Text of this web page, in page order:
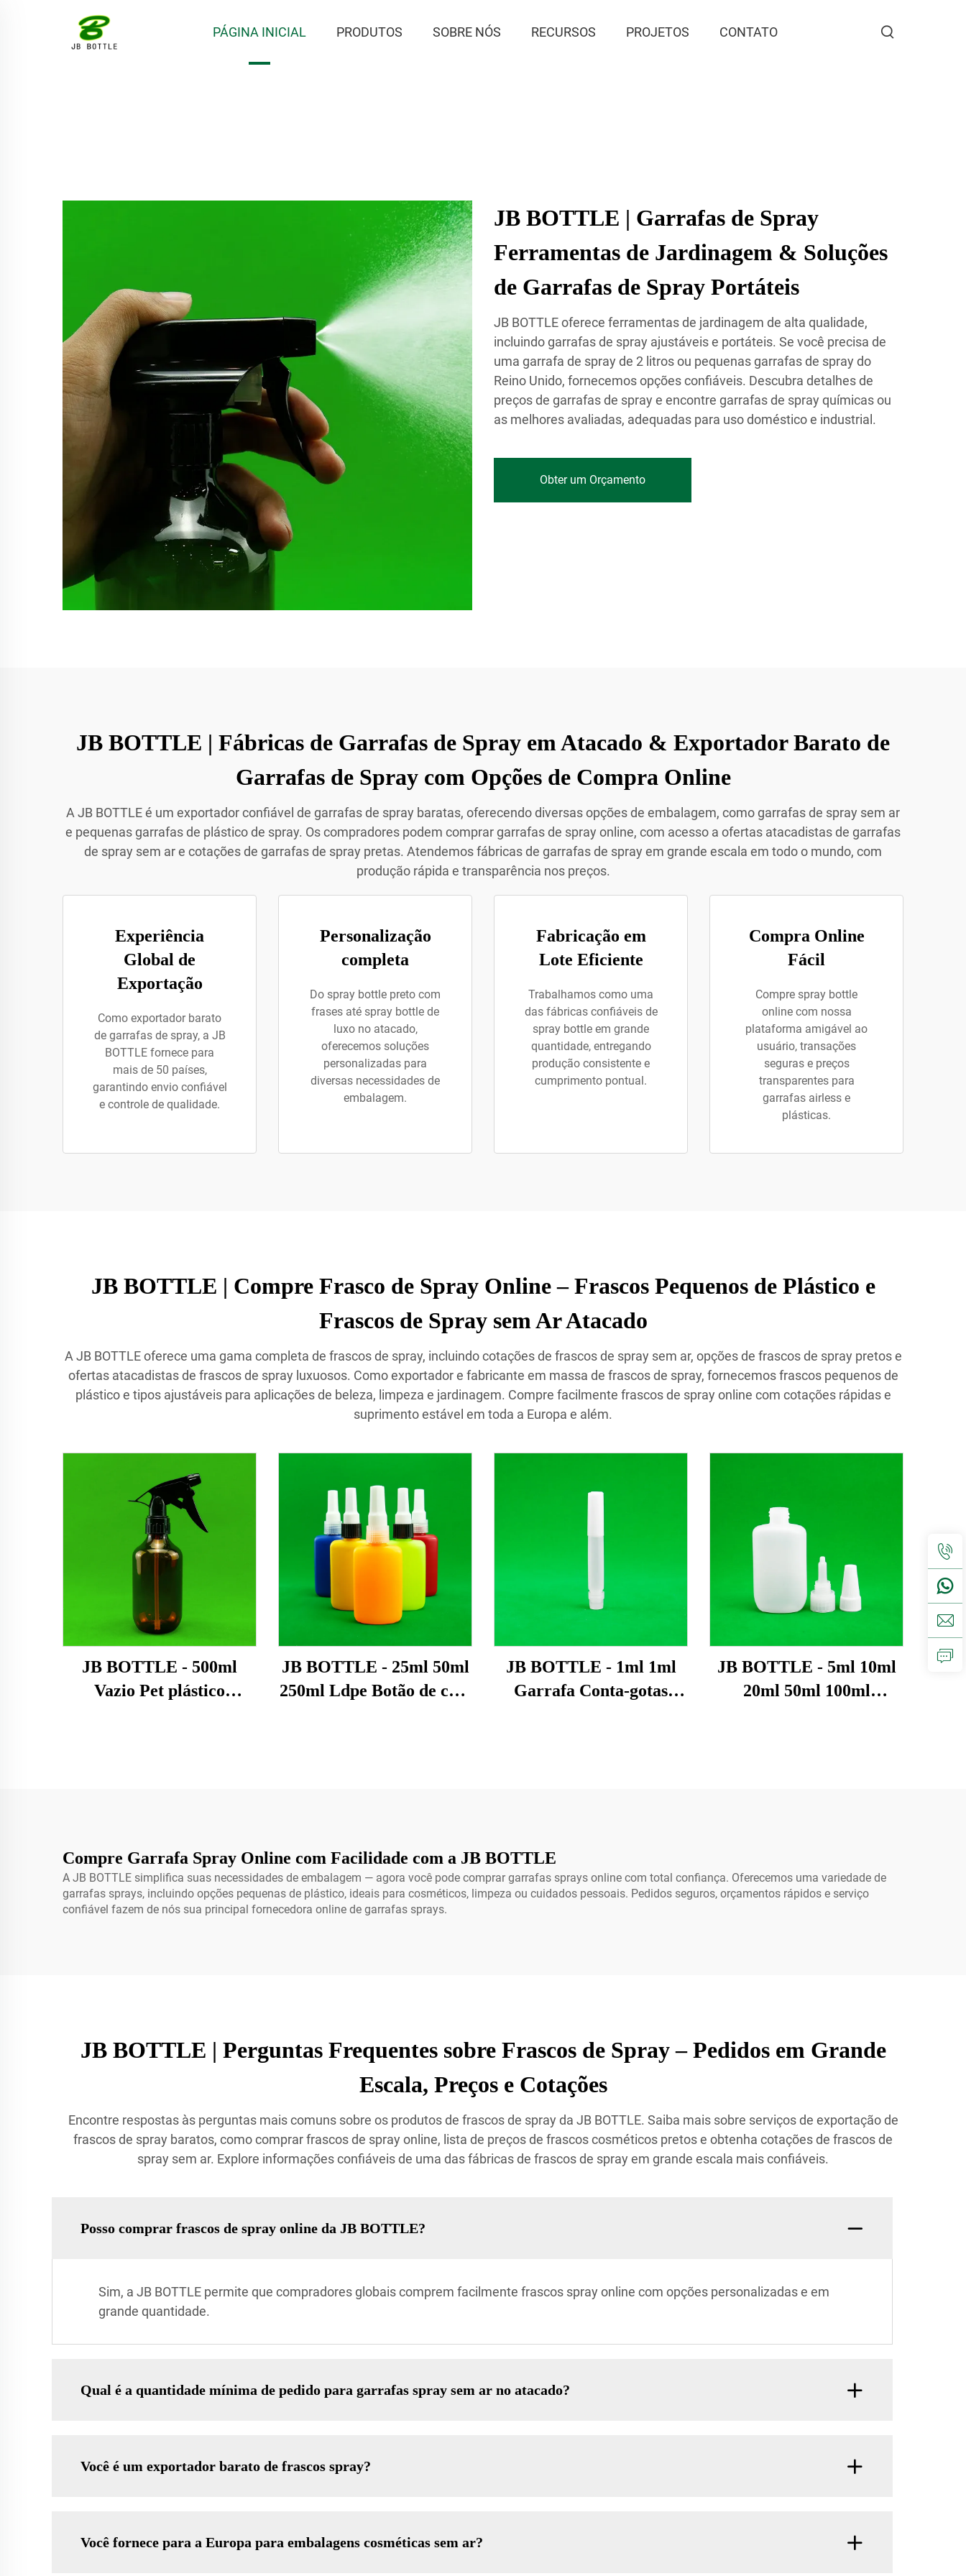
PÁGINA INICIAL PRODUTOS SOBRE NÓS RECURSOS PROJETOS CONTATO
JB BOTTLE | Garrafas de Spray
Ferramentas de Jardinagem & Soluções
de Garrafas de Spray Portáteis
JB BOTTLE oferece ferramentas de jardinagem de alta qualidade,
incluindo garrafas de spray ajustáveis e portáteis. Se você precisa de
uma garrafa de spray de 2 litros ou pequenas garrafas de spray do
Reino Unido, fornecemos opções confiáveis. Descubra detalhes de
preços de garrafas de spray e encontre garrafas de spray químicas ou
as melhores avaliadas, adequadas para uso doméstico e industrial.
Obter um Orçamento
JB BOTTLE | Fábricas de Garrafas de Spray em Atacado & Exportador Barato de
Garrafas de Spray com Opções de Compra Online
A JB BOTTLE é um exportador confiável de garrafas de spray baratas, oferecendo diversas opções de embalagem, como garrafas de spray sem ar
e pequenas garrafas de plástico de spray. Os compradores podem comprar garrafas de spray online, com acesso a ofertas atacadistas de garrafas
de spray sem ar e cotações de garrafas de spray pretas. Atendemos fábricas de garrafas de spray em grande escala em todo o mundo, com
produção rápida e transparência nos preços.
Experiência
Global de
Exportação
Como exportador barato
de garrafas de spray, a JB
BOTTLE fornece para
mais de 50 países,
garantindo envio confiável
e controle de qualidade.
Personalização
completa
Do spray bottle preto com
frases até spray bottle de
luxo no atacado,
oferecemos soluções
personalizadas para
diversas necessidades de
embalagem.
Fabricação em
Lote Eficiente
Trabalhamos como uma
das fábricas confiáveis de
spray bottle em grande
quantidade, entregando
produção consistente e
cumprimento pontual.
Compra Online
Fácil
Compre spray bottle
online com nossa
plataforma amigável ao
usuário, transações
seguras e preços
transparentes para
garrafas airless e
plásticas.
JB BOTTLE | Compre Frasco de Spray Online – Frascos Pequenos de Plástico e
Frascos de Spray sem Ar Atacado
A JB BOTTLE oferece uma gama completa de frascos de spray, incluindo cotações de frascos de spray sem ar, opções de frascos de spray pretos e
ofertas atacadistas de frascos de spray luxuosos. Como exportador e fabricante em massa de frascos de spray, fornecemos frascos pequenos de
plástico e tipos ajustáveis para aplicações de beleza, limpeza e jardinagem. Compre facilmente frascos de spray online com cotações rápidas e
suprimento estável em toda a Europa e além.
JB BOTTLE - 500ml
Vazio Pet plástico
garrafa de cuidados com
a pele
JB BOTTLE - 25ml 50ml
250ml Ldpe Botão de cola
JB BOTTLE - 1ml 1ml
Garrafa Conta-gotas
Super Cola
JB BOTTLE - 5ml 10ml
20ml 50ml 100ml
Compre Garrafa Spray Online com Facilidade com a JB BOTTLE
A JB BOTTLE simplifica suas necessidades de embalagem — agora você pode comprar garrafas sprays online com total confiança. Oferecemos uma variedade de
garrafas sprays, incluindo opções pequenas de plástico, ideais para cosméticos, limpeza ou cuidados pessoais. Pedidos seguros, orçamentos rápidos e serviço
confiável fazem de nós sua principal fornecedora online de garrafas sprays.
JB BOTTLE | Perguntas Frequentes sobre Frascos de Spray – Pedidos em Grande
Escala, Preços e Cotações
Encontre respostas às perguntas mais comuns sobre os produtos de frascos de spray da JB BOTTLE. Saiba mais sobre serviços de exportação de
frascos de spray baratos, como comprar frascos de spray online, lista de preços de frascos cosméticos pretos e obtenha cotações de frascos de
spray sem ar. Explore informações confiáveis de uma das fábricas de frascos de spray em grande escala mais confiáveis.
Posso comprar frascos de spray online da JB BOTTLE?
Sim, a JB BOTTLE permite que compradores globais comprem facilmente frascos spray online com opções personalizadas e em
grande quantidade.
Qual é a quantidade mínima de pedido para garrafas spray sem ar no atacado?
Você é um exportador barato de frascos spray?
Você fornece para a Europa para embalagens cosméticas sem ar?